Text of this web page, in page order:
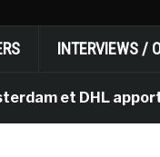
INTERVIEWS /
et DHL